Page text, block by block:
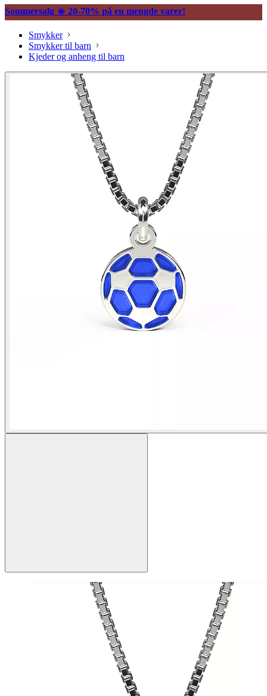
Sommersalg ☀️ 20-70% på en mengde varer!
Smykker
Smykker til barn
Kjeder og anheng til barn